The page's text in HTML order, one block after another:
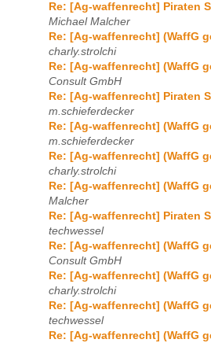
Re: [Ag-waffenrecht] Piraten
Michael Malcher
Re: [Ag-waffenrecht] (WaffG
charly.strolchi
Re: [Ag-waffenrecht] (WaffG
Consult GmbH
Re: [Ag-waffenrecht] Piraten
m.schieferdecker
Re: [Ag-waffenrecht] (WaffG
m.schieferdecker
Re: [Ag-waffenrecht] (WaffG
charly.strolchi
Re: [Ag-waffenrecht] (WaffG
Malcher
Re: [Ag-waffenrecht] Piraten
techwessel
Re: [Ag-waffenrecht] (WaffG
Consult GmbH
Re: [Ag-waffenrecht] (WaffG
charly.strolchi
Re: [Ag-waffenrecht] (WaffG
techwessel
Re: [Ag-waffenrecht] (WaffG